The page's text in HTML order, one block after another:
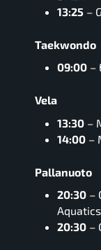
13:25 –
Taekwondo
09:00 –
Vela
13:30 –
14:00 –
Pallanuoto
20:30 –
20:30 –